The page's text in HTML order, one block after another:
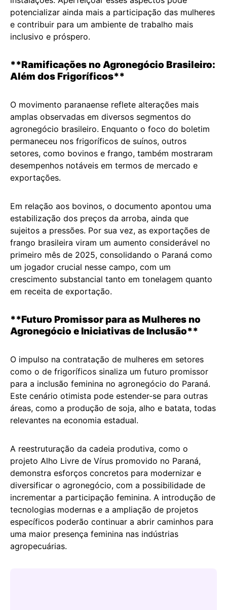
potencializar ainda mais a participação das mulheres
e contribuir para um ambiente de trabalho mais
inclusivo e próspero.
**Ramificações no Agronegócio Brasileiro:
Além dos Frigoríficos**
O movimento paranaense reflete alterações mais
amplas observadas em diversos segmentos do
agronegócio brasileiro. Enquanto o foco do boletim
permaneceu nos frigoríficos de suínos, outros
setores, como bovinos e frango, também mostraram
desempenhos notáveis em termos de mercado e
exportações.
Em relação aos bovinos, o documento apontou uma
estabilização dos preços da arroba, ainda que
sujeitos a pressões. Por sua vez, as exportações de
frango brasileira viram um aumento considerável no
primeiro mês de 2025, consolidando o Paraná como
um jogador crucial nesse campo, com um
crescimento substancial tanto em tonelagem quanto
em receita de exportação.
**Futuro Promissor para as Mulheres no
Agronegócio e Iniciativas de Inclusão**
O impulso na contratação de mulheres em setores
como o de frigoríficos sinaliza um futuro promissor
para a inclusão feminina no agronegócio do Paraná.
Este cenário otimista pode estender-se para outras
áreas, como a produção de soja, alho e batata, todas
relevantes na economia estadual.
A reestruturação da cadeia produtiva, como o
projeto Alho Livre de Vírus promovido no Paraná,
demonstra esforços concretos para modernizar e
diversificar o agronegócio, com a possibilidade de
incrementar a participação feminina. A introdução de
tecnologias modernas e a ampliação de projetos
específicos poderão continuar a abrir caminhos para
uma maior presença feminina nas indústrias
agropecuárias.